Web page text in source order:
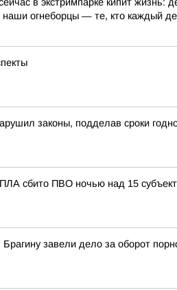
огнеборцы — те, кто каждый
законы, подделав сроки
сбито ПВО ночью над 15
завели дело за оборот